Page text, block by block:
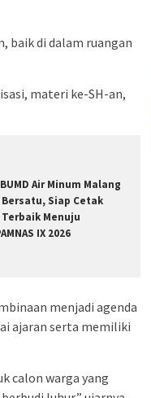
baik di dalam ruangan
materi ke-SH-an,
Air Minum Malang
Bersatu, Siap Cetak
Menuju
IX 2026
menjadi agenda
ajaran serta memiliki
calon warga yang